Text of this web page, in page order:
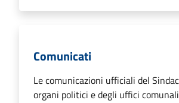
Comunicati
Le comunicazioni ufficiali del
organi politici e degli uffici